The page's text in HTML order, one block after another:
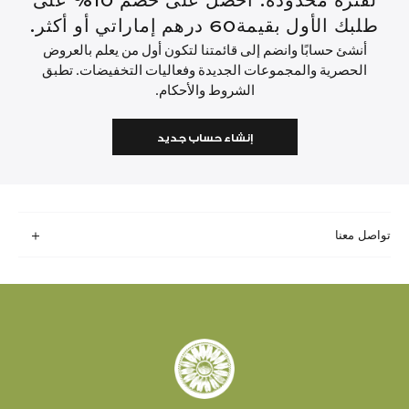
طلبك الأول بقيمة60 درهم إماراتي أو أكثر.
أنشئ حسابًا وانضم إلى قائمتنا لتكون أول من يعلم بالعروض
الحصرية والمجموعات الجديدة وفعاليات التخفيضات. تطبق
الشروط والأحكام.
إنشاء حساب جديد
تواصل معنا